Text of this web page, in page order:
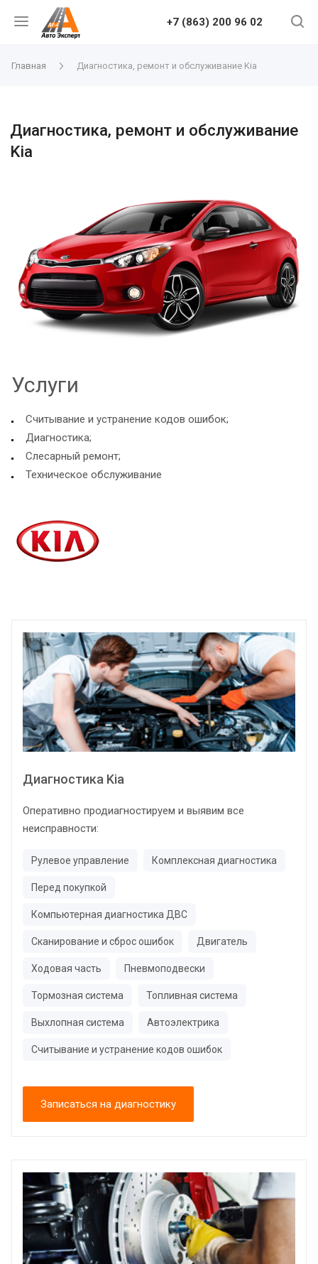
+7 (863) 200 96 02
Главная Диагностика, ремонт и обслуживание Kia
Диагностика, ремонт и обслуживание
Kia
Услуги
Считывание и устранение кодов ошибок;
Диагностика;
Слесарный ремонт;
Техническое обслуживание
Диагностика Kia
Оперативно продиагностируем и выявим все
неисправности:
Рулевое управление Комплексная диагностика
Перед покупкой
Компьютерная диагностика ДВС
Сканирование и сброс ошибок Двигатель
Ходовая часть Пневмоподвески
Тормозная система Топливная система
Выхлопная система Автоэлектрика
Считывание и устранение кодов ошибок
Записаться на диагностику